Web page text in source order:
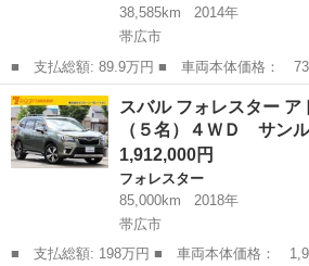
38,585km
2014年
帯広市
■ 支払総額: 89.9万円 ■ 車両本体価格： 732,000 円 ■ メーカー
名： スバル ■ 車種名： インプレッサス
名： ２．０ｉアイサイト ４ＷＤ ＳＤナビ
２ バックカメラ ...
北海道 帯広市
スバル フォレスター
（５名）４ＷＤ サン
1,912,000円
フォレスター
85,000km
2018年
帯広市
■ 支払総額: 198万円 ■ 車両本体価格： 1,912,000 円 ■ メーカー